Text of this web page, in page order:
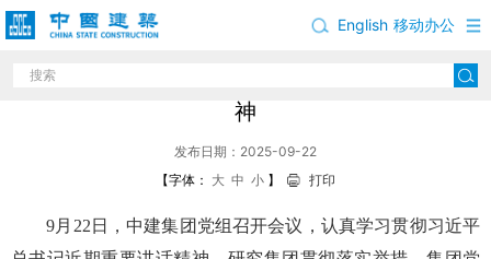
移动办公
English
中建集团党组学习贯彻习近平总书记重要讲话精
神
发布日期：2025-09-22
【字体： 大 中 小 】 打印
9月22日，中建集团党组召开会议，认真学习贯彻习近平